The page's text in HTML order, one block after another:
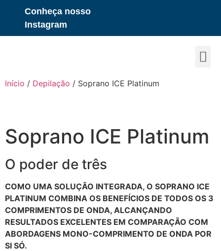
Conheça nosso
Instagram
Início / Depilação / Soprano ICE Platinum
Soprano ICE Platinum
O poder de três
COMO UMA SOLUÇÃO INTEGRADA, O SOPRANO ICE
PLATINUM COMBINA OS BENEFÍCIOS DE TODOS OS 3
COMPRIMENTOS DE ONDA, ALCANÇANDO
RESULTADOS EXCELENTES EM COMPARAÇÃO COM
ABORDAGENS MONO-COMPRIMENTO DE ONDA POR
SI SÓ.